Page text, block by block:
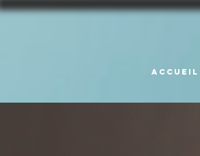
Accueil